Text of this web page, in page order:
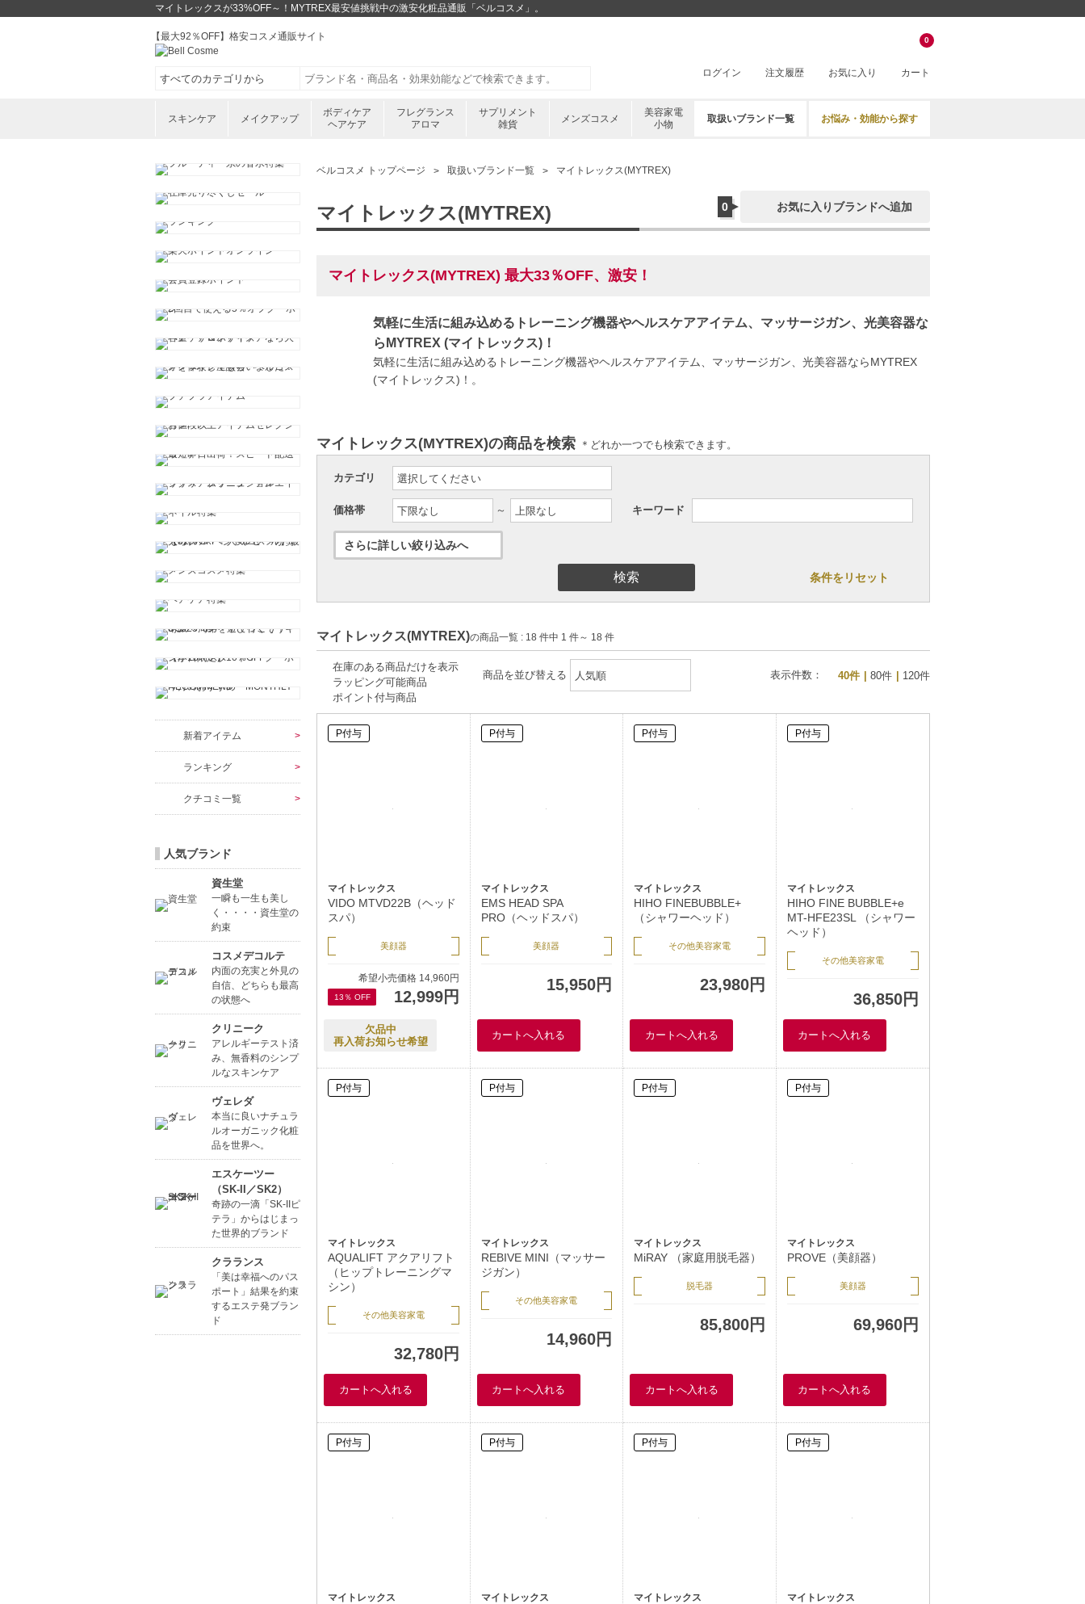
マイトレックスが33%OFF～！MYTREX最安値挑戦中の激安化粧品通販「ベルコスメ」。
【最大92％OFF】格安コスメ通販サイト
ログイン 注文履歴 お気に入り カート
0
スキンケア メイクアップ
ボディケア
ヘアケア
フレグランス
アロマ
サプリメント
雑貨
メンズコスメ
美容家電
小物
取扱いブランド一覧 お悩み・効能から探す
ベルコスメ トップページ 取扱いブランド一覧 マイトレックス(MYTREX)
0 お気に入りブランドへ追加
マイトレックス(MYTREX)
マイトレックス(MYTREX) 最大33％OFF、激安！
気軽に生活に組み込めるトレーニング機器やヘルスケアアイテム、マッサージガン、光美容器な
らMYTREX (マイトレックス)！
気軽に生活に組み込めるトレーニング機器やヘルスケアアイテム、マッサージガン、光美容器ならMYTREX
(マイトレックス)！。
マイトレックス(MYTREX)の商品を検索 ＊どれか一つでも検索できます。
カテゴリ
価格帯 ～ キーワード
条件をリセット
マイトレックス(MYTREX)の商品一覧 : 18 件中 1 件～ 18 件
在庫のある商品だけを表示
ラッピング可能商品
ポイント付与商品
商品を並び替える 表示件数： 40件 80件 120件
P付与
マイトレックス
VIDO MTVD22B（ヘッド
スパ）
美顔器
希望小売価格 14,960円
13％ OFF 12,999円
欠品中
再入荷お知らせ希望
P付与
マイトレックス
EMS HEAD SPA
PRO（ヘッドスパ）
美顔器
15,950円
P付与
マイトレックス
HIHO FINEBUBBLE+
（シャワーヘッド）
その他美容家電
23,980円
P付与
マイトレックス
HIHO FINE BUBBLE+e
MT-HFE23SL （シャワー
ヘッド）
その他美容家電
36,850円
P付与
マイトレックス
AQUALIFT アクアリフト
（ヒップトレーニングマ
シン）
その他美容家電
32,780円
P付与
マイトレックス
REBIVE MINI（マッサー
ジガン）
その他美容家電
14,960円
P付与
マイトレックス
MiRAY （家庭用脱毛器）
脱毛器
85,800円
P付与
マイトレックス
PROVE（美顔器）
美顔器
69,960円
P付与
マイトレックス
P付与
マイトレックス
P付与
マイトレックス
P付与
マイトレックス
新着アイテム
ランキング
クチコミ一覧
人気ブランド
資生堂
一瞬も一生も美し
く・・・・資生堂の
約束
コスメデコルテ
内面の充実と外見の
自信、どちらも最高
の状態へ
クリニーク
アレルギーテスト済
み、無香料のシンプ
ルなスキンケア
ヴェレダ
本当に良いナチュラ
ルオーガニック化粧
品を世界へ。
エスケーツー
（SK-II／SK2）
奇跡の一滴「SK-IIピ
テラ」からはじまっ
た世界的ブランド
クラランス
「美は幸福へのパス
ポート」結果を約束
するエステ発ブラン
ド